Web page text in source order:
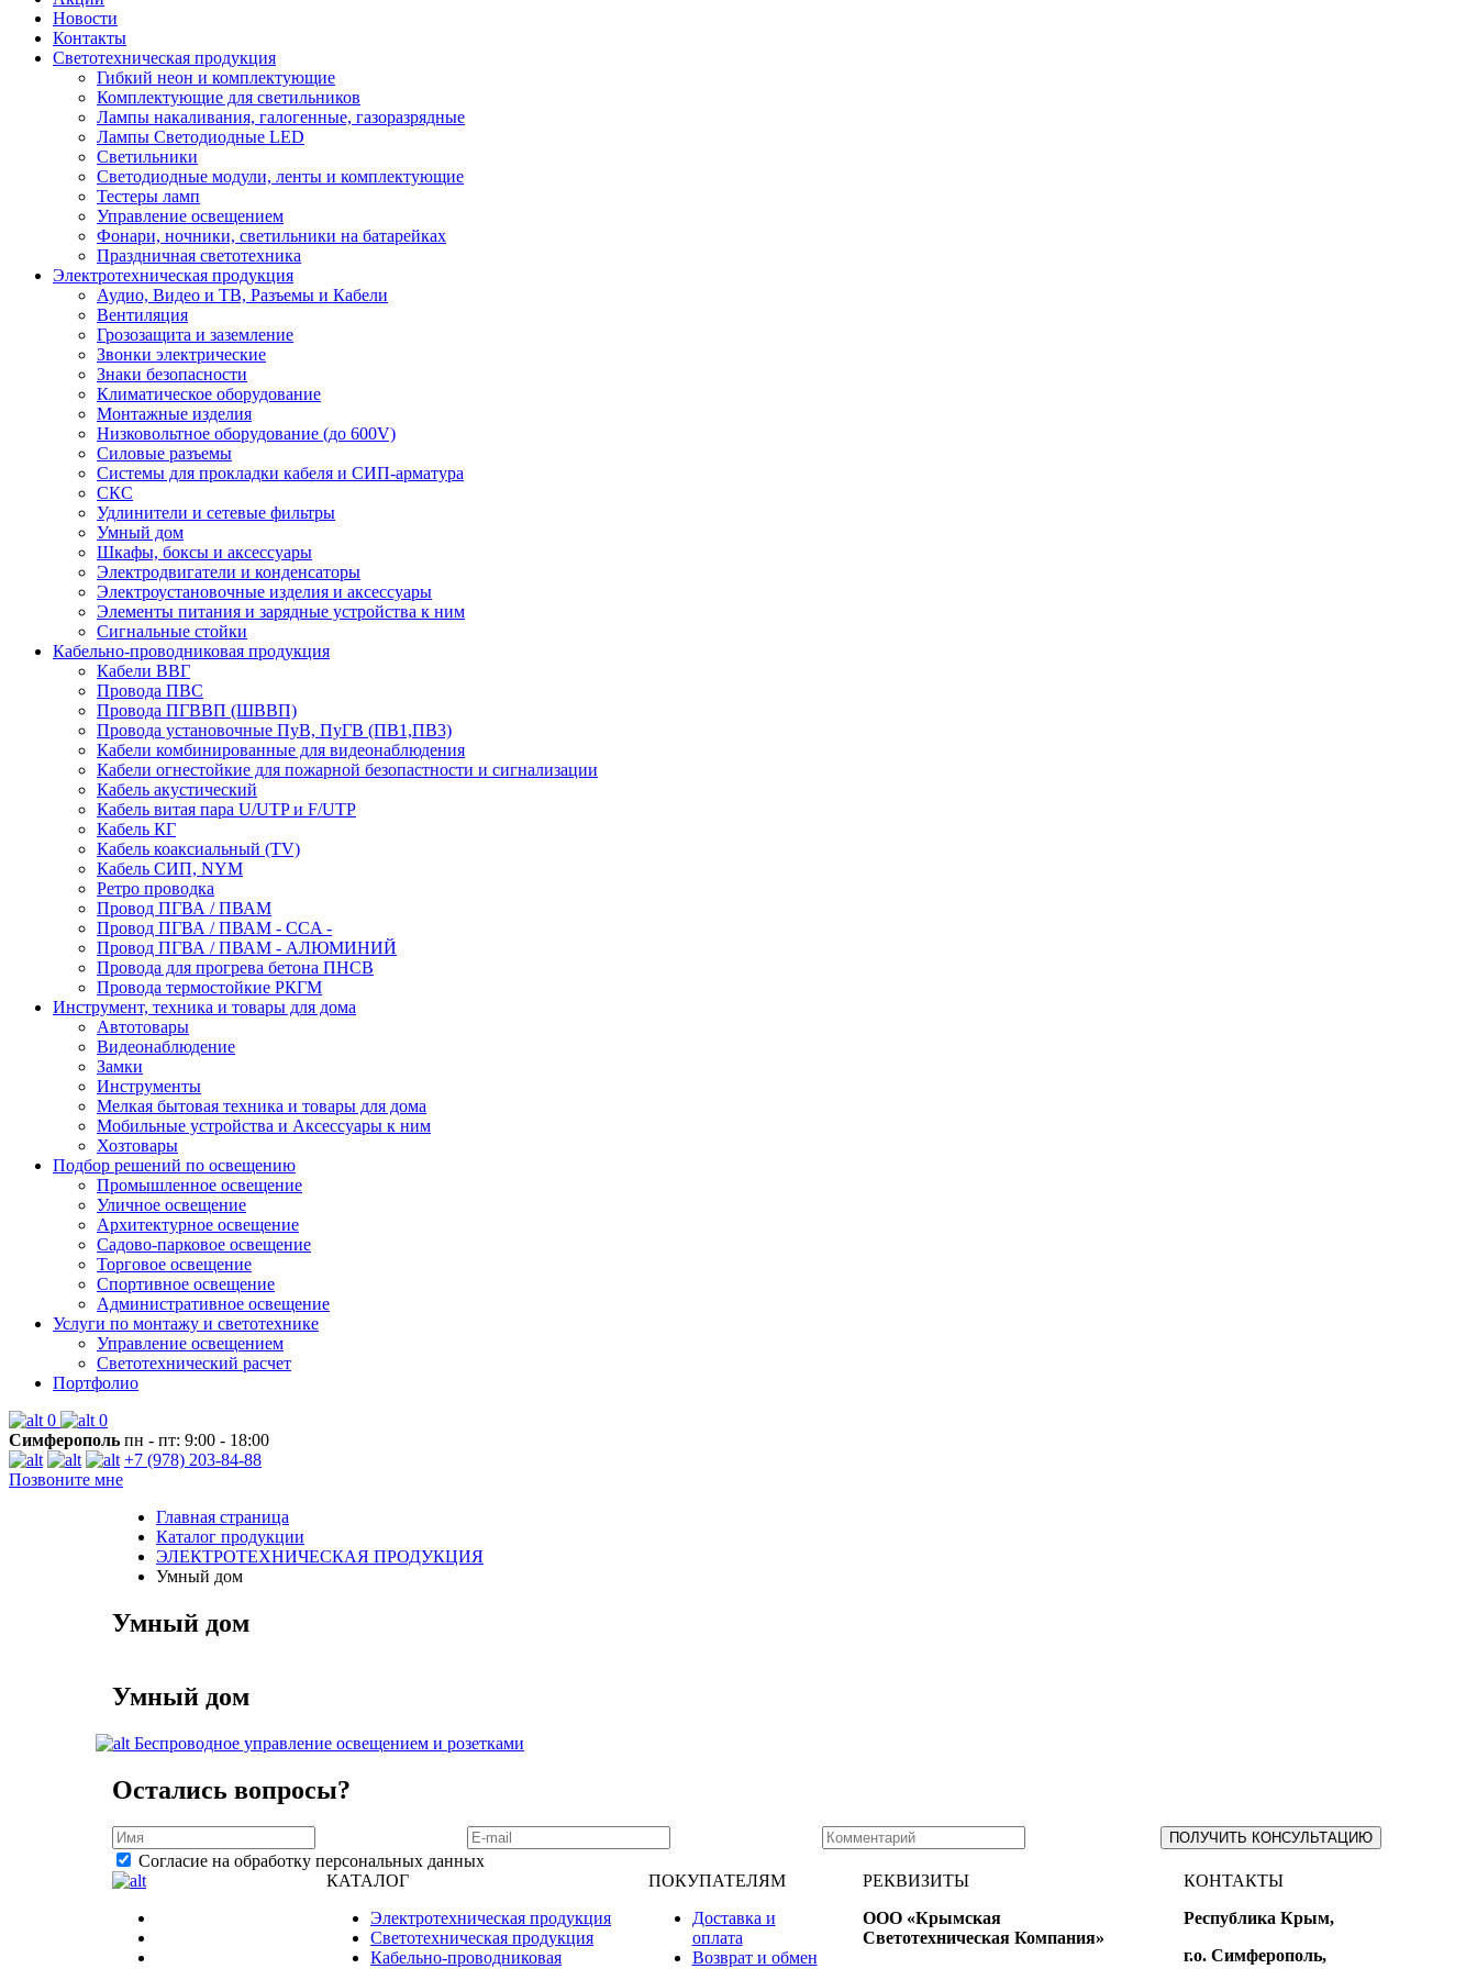
Новости
Контакты
Светотехническая продукция
Гибкий неон и комплектующие
Комплектующие для светильников
Лампы накаливания, галогенные, газоразрядные
Лампы Светодиодные LED
Светильники
Светодиодные модули, ленты и комплектующие
Тестеры ламп
Управление освещением
Фонари, ночники, светильники на батарейках
Праздничная светотехника
Электротехническая продукция
Аудио, Видео и ТВ, Разъемы и Кабели
Вентиляция
Грозозащита и заземление
Звонки электрические
Знаки безопасности
Климатическое оборудование
Монтажные изделия
Низковольтное оборудование (до 600V)
Силовые разъемы
Системы для прокладки кабеля и СИП-арматура
СКС
Удлинители и сетевые фильтры
Умный дом
Шкафы, боксы и аксессуары
Электродвигатели и конденсаторы
Электроустановочные изделия и аксессуары
Элементы питания и зарядные устройства к ним
Сигнальные стойки
Кабельно-проводниковая продукция
Кабели ВВГ
Провода ПВС
Провода ПГВВП (ШВВП)
Провода установочные ПуВ, ПуГВ (ПВ1,ПВ3)
Кабели комбинированные для видеонаблюдения
Кабели огнестойкие для пожарной безопастности и сигнализации
Кабель акустический
Кабель витая пара U/UTP и F/UTP
Кабель КГ
Кабель коаксиальный (TV)
Кабель СИП, NYM
Ретро проводка
Провод ПГВА / ПВАМ
Провод ПГВА / ПВАМ - CCA -
Провод ПГВА / ПВАМ - АЛЮМИНИЙ
Провода для прогрева бетона ПНСВ
Провода термостойкие РКГМ
Инструмент, техника и товары для дома
Автотовары
Видеонаблюдение
Замки
Инструменты
Мелкая бытовая техника и товары для дома
Мобильные устройства и Аксессуары к ним
Хозтовары
Подбор решений по освещению
Промышленное освещение
Уличное освещение
Архитектурное освещение
Садово-парковое освещение
Торговое освещение
Спортивное освещение
Административное освещение
Услуги по монтажу и светотехнике
Управление освещением
Светотехнический расчет
Портфолио
0
0
Симферополь пн - пт: 9:00 - 18:00
+7 (978) 203-84-88
Позвоните мне
Главная страница
Каталог продукции
ЭЛЕКТРОТЕХНИЧЕСКАЯ ПРОДУКЦИЯ
Умный дом
Умный дом
Умный дом
Беспроводное управление освещением и розетками
Остались вопросы?
ПОЛУЧИТЬ КОНСУЛЬТАЦИЮ
Согласие на обработку персональных данных
КАТАЛОГ
Электротехническая продукция
Светотехническая продукция
Кабельно-проводниковая
ПОКУПАТЕЛЯМ
Доставка и
оплата
Возврат и обмен
РЕКВИЗИТЫ
ООО «Крымская
Светотехническая Компания»
КОНТАКТЫ
Республика Крым,
г.о. Симферополь,